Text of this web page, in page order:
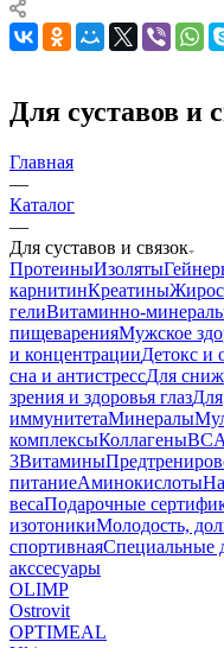
Для суставов и
Главная
—
Каталог
—
Для суставов и связок
ПротеиныИзоляты
карнитинКреатины
гелиВитаминно-
пищеваренияМужское
и концентрацииДетокс и
сна и антистрессДля
зрения и здоровья глазДля
иммунитетаМинералы
комплексыКоллагены
3Витамины
питаниеАминокислоты
весаПодарочные
изотоникиМолодость,
спортивнаяСпециальные
акссесуары
OLIMP
Ostrovit
OPTIMEAL